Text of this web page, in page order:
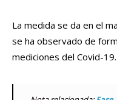
La medida se da en el
se ha observado de
mediciones del Covid-19.